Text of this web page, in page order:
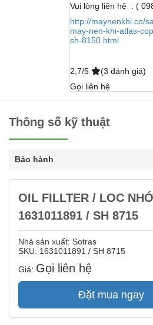
Vui lòng liên hệ : (
http://maynenkhi.co/
may-nen-khi-atlas-
sh-8150.html
2,7/5 (3 đánh giá)
Gọi liên hệ
Thông số kỹ thuật
Bảo hành
OIL FILLTER / LOC
1631011891 / SH 8715
Nhà sản xuất: Sotras
SKU: 1631011891 / SH 8715
Giá: Gọi liên hệ
Đặt mua ngay